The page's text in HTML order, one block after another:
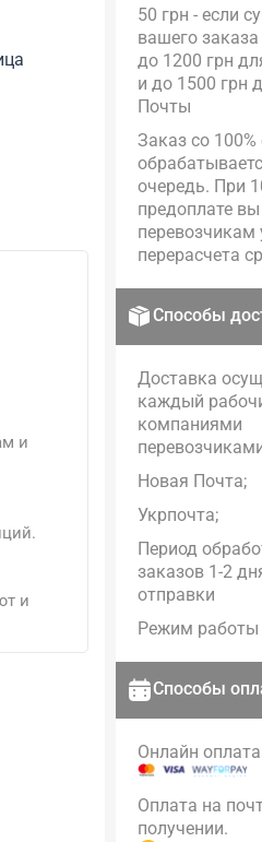
и
и
50 грн - если
вашего заказа
до 1200 грн
и до 1500 грн
Почты
Заказ со 100%
очередь. При
предоплате
перевозчикам
перерасчета
Способы
Доставка
каждый
компаниями
Новая Почта;
Укрпочта;
Период
заказов 1-2
отправки
Режим работы
Способы
Онлайн
Оплата на
получении.